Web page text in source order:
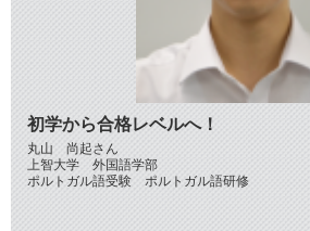
初学から合格レベルへ！
丸山 尚起さん
上智大学 外国語学部
ポルトガル語受験 ポルトガル語研修